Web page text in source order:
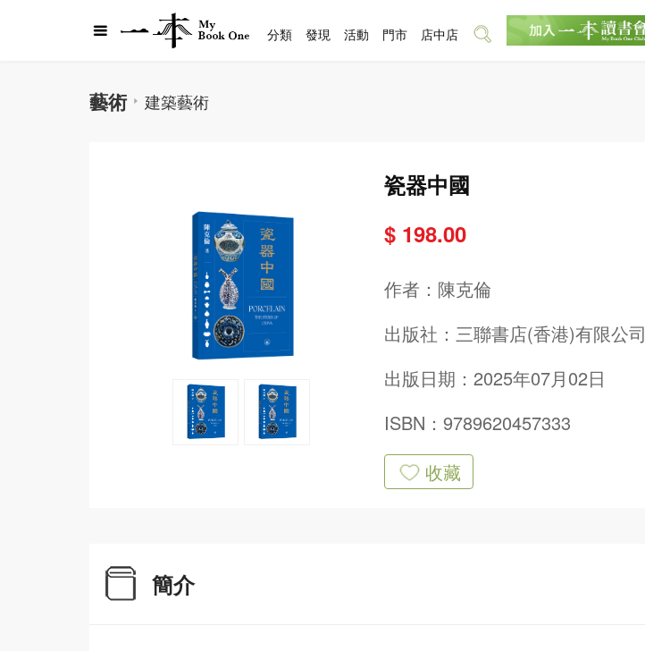
藝術 建築藝術
瓷器中國
$ 198.00
作者： 陳克倫
出版社： 三聯書店(香港)有限公司
出版日期：2025年07月02日
ISBN：9789620457333
收藏
簡介
分類 發現 活動 門市 店中店